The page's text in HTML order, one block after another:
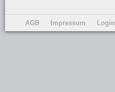
AGB Impressum Login